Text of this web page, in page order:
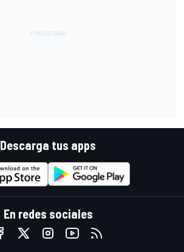
Descarga tus apps
En redes sociales